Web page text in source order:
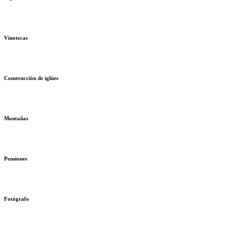
Vinotecas
Construcción de iglúes
Montañas
Pensiones
Fotógrafo